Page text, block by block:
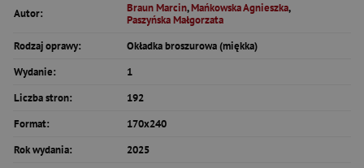
Autor: Braun Marcin,Mańkowska Agnieszka,
Paszyńska Małgorzata
Rodzaj oprawy:
Okładka broszurowa (miękka)
Wydanie:
1
Liczba stron:
192
Format:
170x240
Rok wydania:
2025